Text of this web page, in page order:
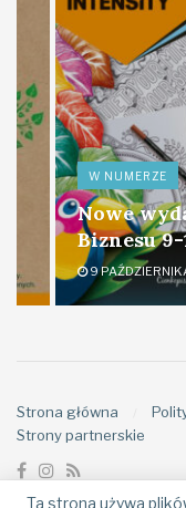
W NUMERZE
Nowe
Biznesu
9
Strona główna
Strony partnerskie
Ta strona używa